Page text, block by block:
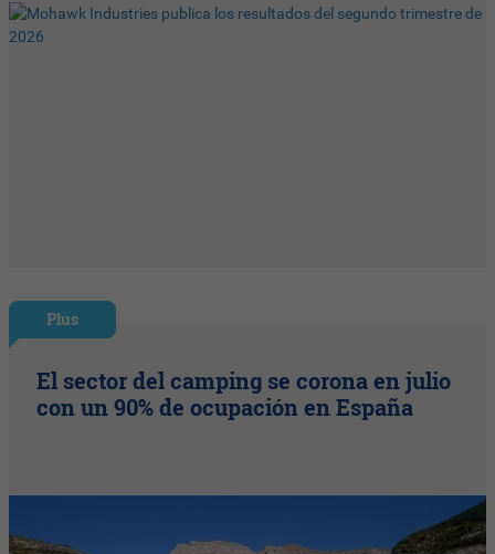
Plus
El sector del camping se corona en julio
con un 90% de ocupación en España